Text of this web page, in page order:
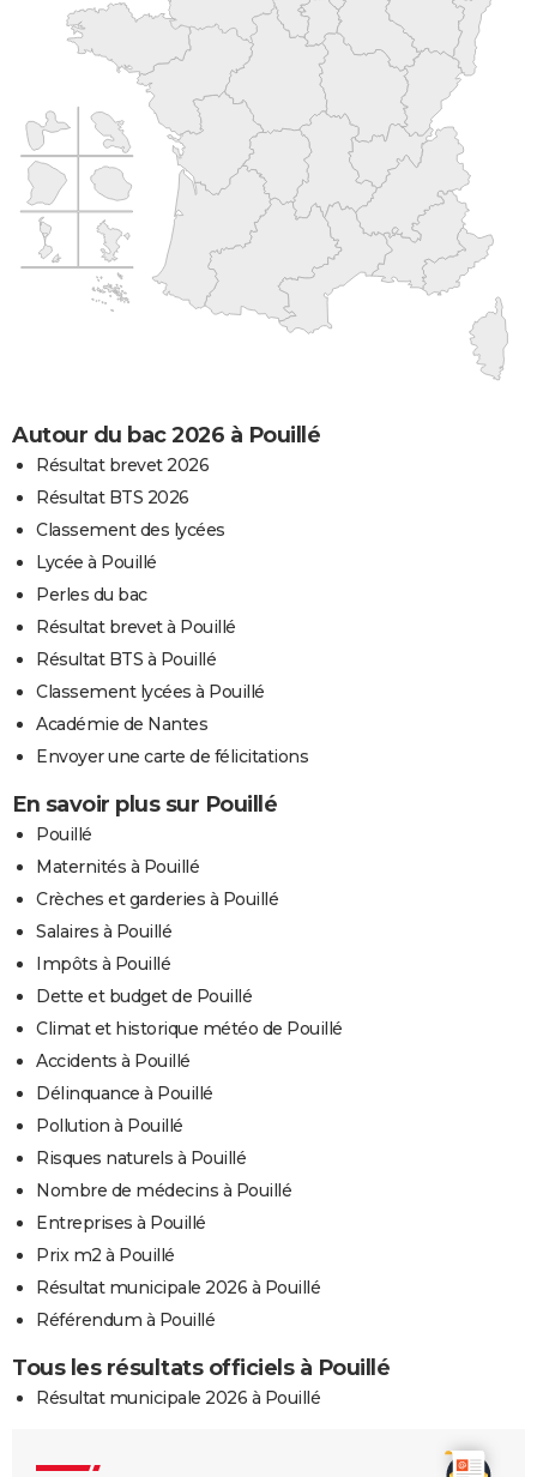
Autour du bac 2026 à Pouillé
Résultat brevet 2026
Résultat BTS 2026
Classement des lycées
Lycée à Pouillé
Perles du bac
Résultat brevet à Pouillé
Résultat BTS à Pouillé
Classement lycées à Pouillé
Académie de Nantes
Envoyer une carte de félicitations
En savoir plus sur Pouillé
Pouillé
Maternités à Pouillé
Crèches et garderies à Pouillé
Salaires à Pouillé
Impôts à Pouillé
Dette et budget de Pouillé
Climat et historique météo de Pouillé
Accidents à Pouillé
Délinquance à Pouillé
Pollution à Pouillé
Risques naturels à Pouillé
Nombre de médecins à Pouillé
Entreprises à Pouillé
Prix m2 à Pouillé
Résultat municipale 2026 à Pouillé
Référendum à Pouillé
Tous les résultats officiels à Pouillé
Résultat municipale 2026 à Pouillé